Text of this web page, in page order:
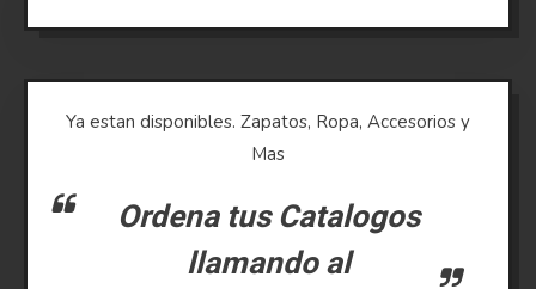
Ya estan disponibles. Zapatos, Ropa, Accesorios y
Mas
Ordena tus Catalogos
llamando al